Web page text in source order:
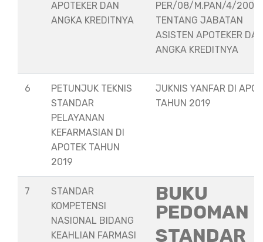
APOTEKER DAN
ANGKA KREDITNYA
PER/08/M.PAN/4/2008
TENTANG JABATAN
ASISTEN APOTEKER
ANGKA KREDITNYA
6
PETUNJUK TEKNIS
STANDAR
PELAYANAN
KEFARMASIAN DI
APOTEK TAHUN
2019
JUKNIS YANFAR DI
TAHUN 2019
7
STANDAR
KOMPETENSI
NASIONAL BIDANG
KEAHLIAN FARMASI
BUKU
PEDOMAN
STANDAR